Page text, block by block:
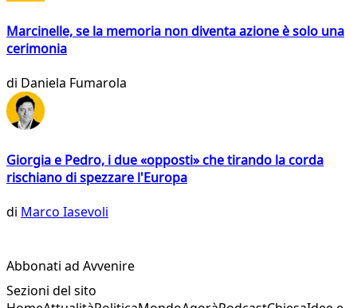
Marcinelle, se la memoria non diventa azione è solo una
cerimonia
di Daniela Fumarola
Giorgia e Pedro, i due «opposti» che tirando la corda
rischiano di spezzare l'Europa
di Marco Iasevoli
Abbonati ad Avvenire
Sezioni del sito